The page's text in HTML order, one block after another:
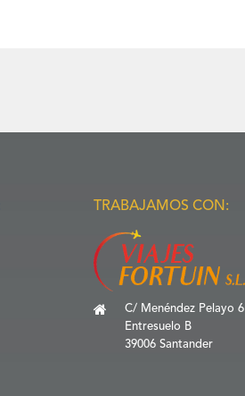
TRABAJAMOS CON:
C/ Menéndez Pelayo 6
Entresuelo B
39006 Santander